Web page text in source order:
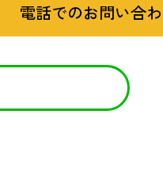
電話でのお問い合